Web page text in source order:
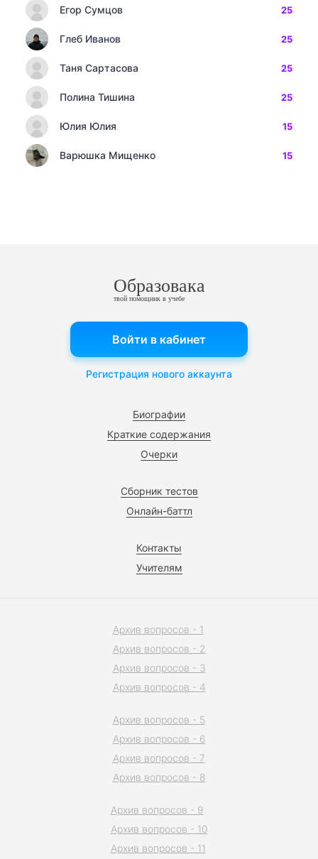
Егор Сумцов 25
Глеб Иванов 25
Таня Сартасова 25
Полина Тишина 25
Юлия Юлия 15
Варюшка Мищенко 15
Образовака
твой помощник в учебе
Биографии
Краткие содержания
Очерки
Сборник тестов
Онлайн-баттл
Контакты
Учителям
Войти в кабинет
Регистрация нового аккаунта
Архив вопросов - 1
Архив вопросов - 2
Архив вопросов - 3
Архив вопросов - 4
Архив вопросов - 5
Архив вопросов - 6
Архив вопросов - 7
Архив вопросов - 8
Архив вопросов - 9
Архив вопросов - 10
Архив вопросов - 11